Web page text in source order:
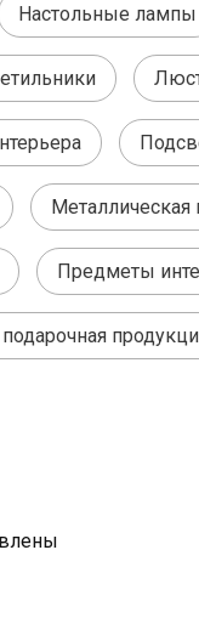
Настольные лампы
Металлическая
Предметы